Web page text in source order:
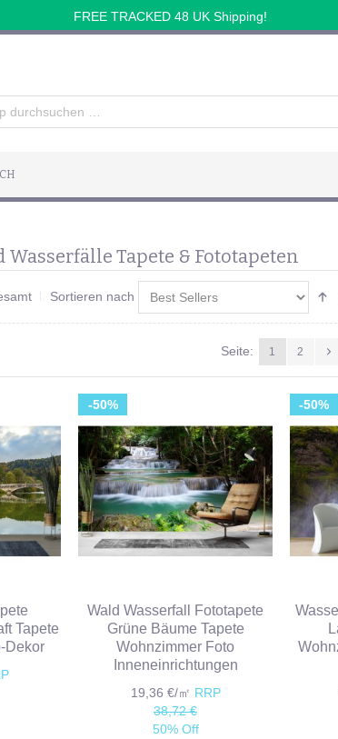
FREE TRACKED 48 UK Shipping!
Wasserfälle Tapete & Fototapeten
Sortieren nach
Seite: 1 2
Tapete
Dekor
-50%
Wald Wasserfall Fototapete
Grüne Bäume Tapete
Wohnzimmer Foto
Inneneinrichtungen
19,36 €/㎡ RRP
38,72 €
50% Off
-50%